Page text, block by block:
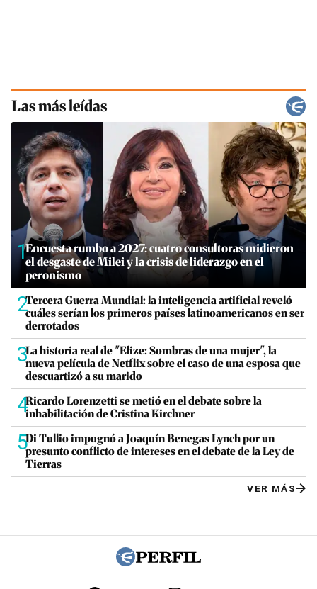
Las más leídas
1Encuesta rumbo a 2027: cuatro consultoras midieron
el desgaste de Milei y la crisis de liderazgo en el
peronismo
2Tercera Guerra Mundial: la inteligencia artificial reveló
cuáles serían los primeros países latinoamericanos en ser
derrotados
3La historia real de "Elize: Sombras de una mujer", la
nueva película de Netflix sobre el caso de una esposa que
descuartizó a su marido
4Ricardo Lorenzetti se metió en el debate sobre la
inhabilitación de Cristina Kirchner
5Di Tullio impugnó a Joaquín Benegas Lynch por un
presunto conflicto de intereses en el debate de la Ley de
Tierras
VER MÁS